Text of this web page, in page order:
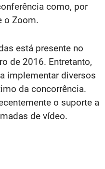
como, por
o Zoom.
está presente no
de 2016. Entretanto,
implementar diversos
da concorrência.
o suporte a
de vídeo.